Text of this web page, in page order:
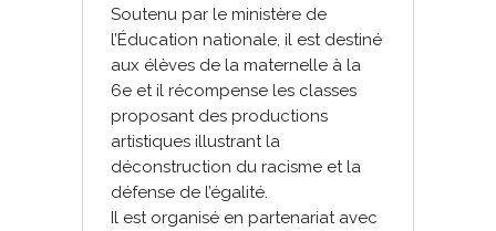
Soutenu par le ministère de
l’Éducation nationale, il est destiné
aux élèves de la maternelle à la
6e et il récompense les classes
proposant des productions
artistiques illustrant la
déconstruction du racisme et la
défense de l’égalité.
Il est organisé en partenariat avec